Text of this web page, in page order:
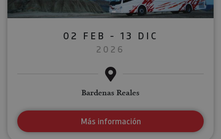
02 FEB - 13 DIC
2026
Bardenas Reales
Más información